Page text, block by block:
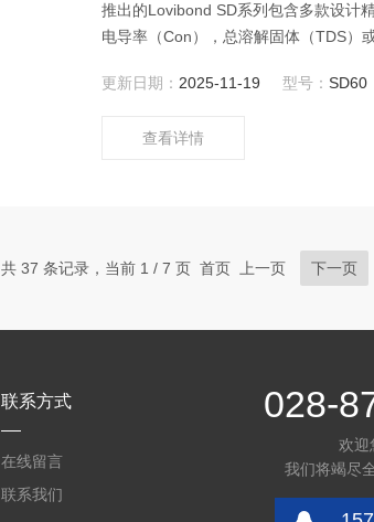
推出的Lovibond SD系列包含多款设计
电导率（Con），总溶解固体（TDS）
量操作简单，多项信息快速读取（测试
更新日期： 2025-11-19 型号：SD60
查看详情
共 37 条记录，当前 1 / 7 页 首页 上一页 下一页
联系方式
在线留言
联系我们
028-
欢迎
我们将竭尽